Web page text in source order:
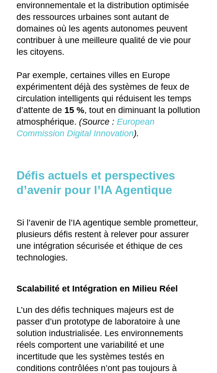
environnementale et la distribution optimisée
des ressources urbaines sont autant de
domaines où les agents autonomes peuvent
contribuer à une meilleure qualité de vie pour
les citoyens.
Par exemple, certaines villes en Europe
expérimentent déjà des systèmes de feux de
circulation intelligents qui réduisent les temps
d’attente de 15 %, tout en diminuant la pollution
atmosphérique. (Source : European
Commission Digital Innovation).
Défis actuels et perspectives
d’avenir pour l’IA Agentique
Si l’avenir de l’IA agentique semble prometteur,
plusieurs défis restent à relever pour assurer
une intégration sécurisée et éthique de ces
technologies.
Scalabilité et Intégration en Milieu Réel
L’un des défis techniques majeurs est de
passer d’un prototype de laboratoire à une
solution industrialisée. Les environnements
réels comportent une variabilité et une
incertitude que les systèmes testés en
conditions contrôlées n’ont pas toujours à